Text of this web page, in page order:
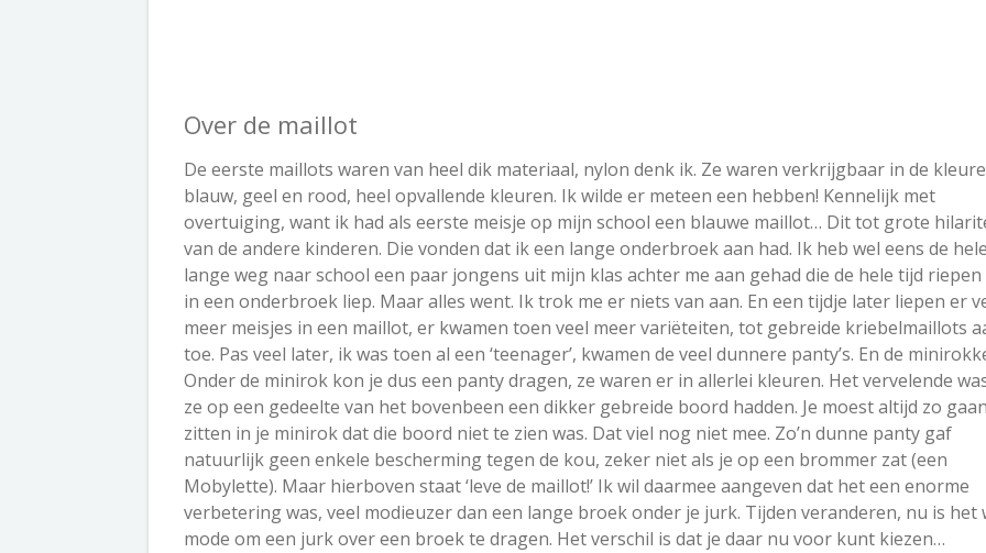
Over de maillot
De eerste maillots waren van heel dik materiaal, nylon denk ik. Ze waren verkrijgbaar in de
blauw, geel en rood, heel opvallende kleuren. Ik wilde er meteen een hebben! Kennelijk met
overtuiging, want ik had als eerste meisje op mijn school een blauwe maillot… Dit tot grote
van de andere kinderen. Die vonden dat ik een lange onderbroek aan had. Ik heb wel eens de
lange weg naar school een paar jongens uit mijn klas achter me aan gehad die de hele tijd
in een onderbroek liep. Maar alles went. Ik trok me er niets van aan. En een tijdje later liepen er
meer meisjes in een maillot, er kwamen toen veel meer variëteiten, tot gebreide kriebelmaillots
toe. Pas veel later, ik was toen al een ‘teenager’, kwamen de veel dunnere panty’s. En de
Onder de minirok kon je dus een panty dragen, ze waren er in allerlei kleuren. Het vervelende
ze op een gedeelte van het bovenbeen een dikker gebreide boord hadden. Je moest altijd zo
zitten in je minirok dat die boord niet te zien was. Dat viel nog niet mee. Zo’n dunne panty gaf
natuurlijk geen enkele bescherming tegen de kou, zeker niet als je op een brommer zat (een
Mobylette). Maar hierboven staat ‘leve de maillot!’ Ik wil daarmee aangeven dat het een enorme
verbetering was, veel modieuzer dan een lange broek onder je jurk. Tijden veranderen, nu is het
mode om een jurk over een broek te dragen. Het verschil is dat je daar nu voor kunt kiezen…